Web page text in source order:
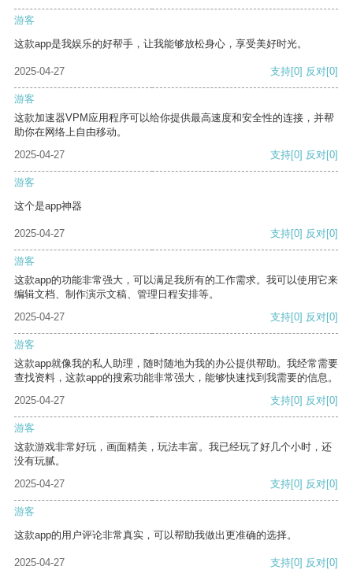
游客
这款app是我娱乐的好帮手，让我能够放松身心，享受美好时光。
2025-04-27 支持[0] 反对[0]
游客
这款加速器VPM应用程序可以给你提供最高速度和安全性的连接，并帮
助你在网络上自由移动。
2025-04-27
支持[0] 反对[0]
游客
这个是app神器
2025-04-27 支持[0] 反对[0]
游客
这款app的功能非常强大，可以满足我所有的工作需求。我可以使用它来
编辑文档、制作演示文稿、管理日程安排等。
2025-04-27
支持[0] 反对[0]
游客
这款app就像我的私人助理，随时随地为我的办公提供帮助。我经常需要
查找资料，这款app的搜索功能非常强大，能够快速找到我需要的信息。
2025-04-27
支持[0] 反对[0]
游客
这款游戏非常好玩，画面精美，玩法丰富。我已经玩了好几个小时，还
没有玩腻。
2025-04-27
支持[0] 反对[0]
游客
这款app的用户评论非常真实，可以帮助我做出更准确的选择。
2025-04-27 支持[0] 反对[0]